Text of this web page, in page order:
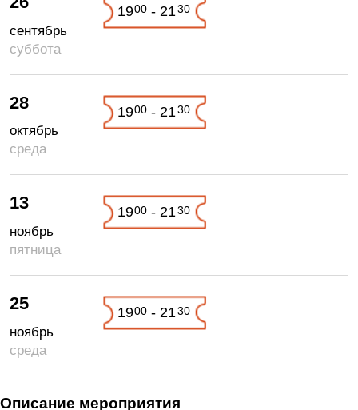
сентябрь
суббота
1900 - 2130
28
октябрь
среда
1900 - 2130
13
ноябрь
пятница
1900 - 2130
25
ноябрь
среда
1900 - 2130
Описание мероприятия